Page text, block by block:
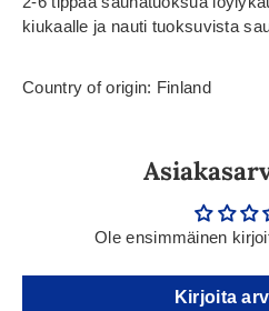
kiukaalle ja nauti tuoksuvista
Country of origin: Finland
Ole ensimmäinen
Kirjoita